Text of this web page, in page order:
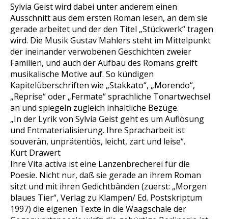
Sylvia Geist wird dabei unter anderem einen
Ausschnitt aus dem ersten Roman lesen, an dem sie
gerade arbeitet und der den Titel „Stückwerk“ tragen
wird. Die Musik Gustav Mahlers steht im Mittelpunkt
der ineinander verwobenen Geschichten zweier
Familien, und auch der Aufbau des Romans greift
musikalische Motive auf. So kündigen
Kapitelüberschriften wie „Stakkato“, „Morendo“,
„Reprise“ oder „Fermate“ sprachliche Tonartwechsel
an und spiegeln zugleich inhaltliche Bezüge.
„In der Lyrik von Sylvia Geist geht es um Auflösung
und Entmaterialisierung. Ihre Spracharbeit ist
souverän, unprätentiös, leicht, zart und leise“.
Kurt Drawert
Ihre Vita activa ist eine Lanzenbrecherei für die
Poesie. Nicht nur, daß sie gerade an ihrem Roman
sitzt und mit ihren Gedichtbänden (zuerst: „Morgen
blaues Tier“, Verlag zu Klampen/ Ed. Postskriptum
1997) die eigenen Texte in die Waagschale der